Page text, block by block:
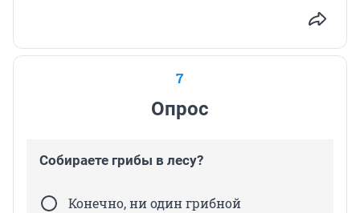
7
Опрос
Собираете грибы в лесу?
Конечно, ни один грибной